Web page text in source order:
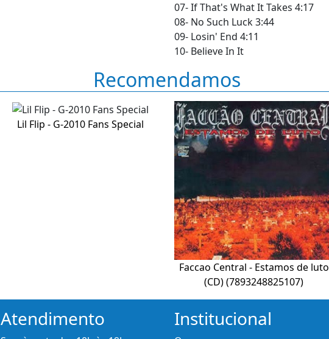
07- If That's What It Takes 4:17
08- No Such Luck 3:44
09- Losin' End 4:11
10- Believe In It
Recomendamos
Lil Flip - G-2010 Fans Special
Faccao Central - Estamos de luto
(CD) (7893248825107)
Atendimento Institucional